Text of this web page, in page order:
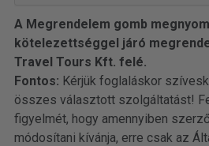
A Megrendelem gomb
kötelezettséggel járó
Travel Tours Kft. felé.
Fontos: Kérjük foglaláskor
összes választott szolgáltatást!
figyelmét, hogy amennyiben
módosítani kívánja, erre csak az